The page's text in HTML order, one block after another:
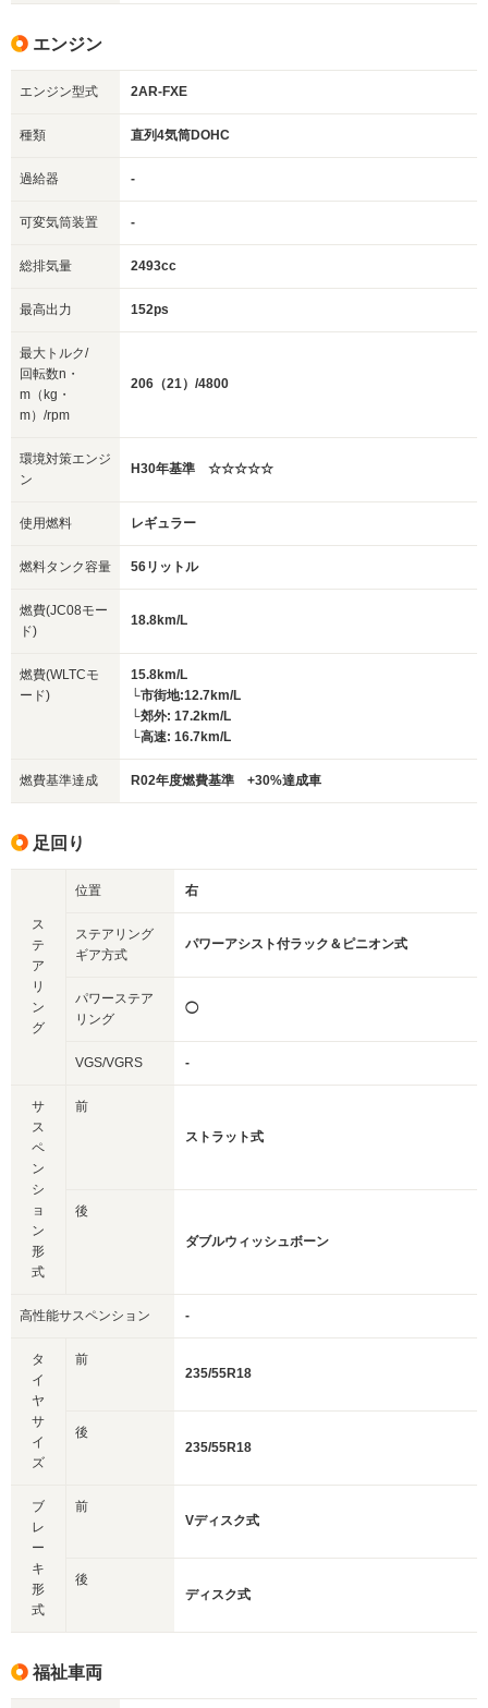
エンジン
エンジン型式 2AR-FXE
種類 直列4気筒DOHC
過給器 -
可変気筒装置 -
総排気量 2493cc
最高出力 152ps
最大トルク/
回転数n・
m（kg・
m）/rpm
206（21）/4800
環境対策エンジ
ン
H30年基準 ☆☆☆☆☆
使用燃料 レギュラー
燃料タンク容量 56リットル
燃費(JC08モー
ド)
18.8km/L
燃費(WLTCモ
ード)
15.8km/L
└市街地:12.7km/L
└郊外: 17.2km/L
└高速: 16.7km/L
燃費基準達成 R02年度燃費基準 +30%達成車
足回り
ス
テ
ア
リ
ン
グ
位置 右
ステアリング
ギア方式
パワーアシスト付ラック＆ピニオン式
パワーステア
リング
◯
VGS/VGRS -
サ
ス
ペ
ン
シ
ョ
ン
形
式
前
ストラット式
後
ダブルウィッシュボーン
高性能サスペンション -
タ
イ
ヤ
サ
イ
ズ
前
235/55R18
後
235/55R18
ブ
レ
ー
キ
形
式
前
Vディスク式
後
ディスク式
福祉車両